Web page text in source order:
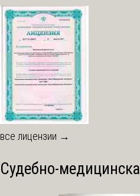
все лицензии →
Судебно-